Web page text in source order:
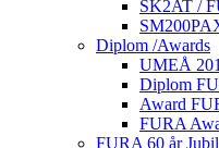
SK2AT /
Diplom /Awards
UMEÅ
Diplom
Award
FURA
FURA 60 år